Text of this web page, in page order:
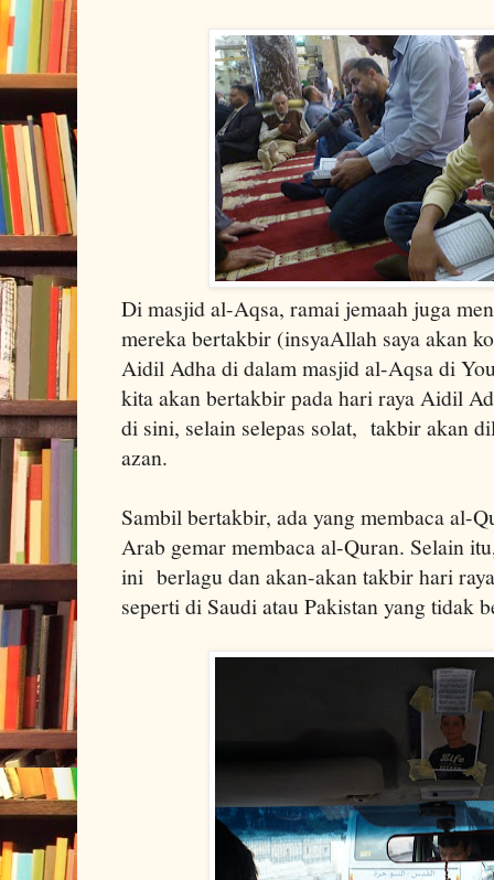
Di masjid al-Aqsa, ramai jemaah juga
mereka bertakbir (insyaAllah saya akan
Aidil Adha di dalam masjid al-Aqsa di
kita akan bertakbir pada hari raya Aidil
di sini, selain selepas solat, takbir akan
azan.
Sambil bertakbir, ada yang membaca al-
Arab gemar membaca al-Quran. Selain
ini berlagu dan akan-akan takbir hari
seperti di Saudi atau Pakistan yang tidak